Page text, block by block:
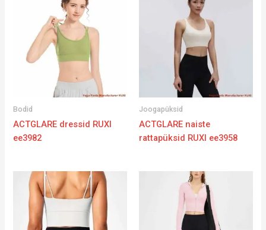
Bodid
ACTGLARE dressid RUXI
ee3982
Joogapüksid
ACTGLARE naiste
rattapüksid RUXI ee3958